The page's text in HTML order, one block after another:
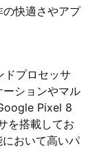
快適さやアプ
プロセッサ
ションやマル
Pixel 8
を搭載してお
おいて高いパ